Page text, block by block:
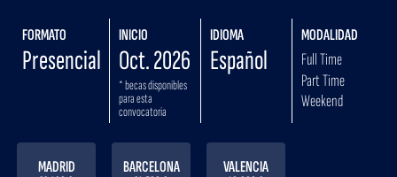
FORMATO
Presencial
INICIO
Oct. 2026
* becas disponibles
para esta
convocatoria
IDIOMA
Español
MODALIDAD
Full Time
Part Time
Weekend
MADRID BARCELONA VALENCIA